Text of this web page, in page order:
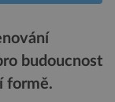
budoucnost
formě.